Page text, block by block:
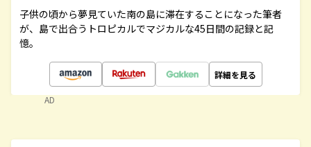
子供の頃から夢見ていた南の島に滞在することになった筆者
が、島で出合うトロピカルでマジカルな45日間の記録と記
憶。
詳細を見る
AD